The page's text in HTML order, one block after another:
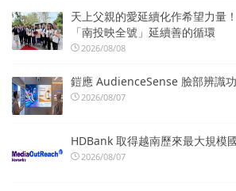
天上父親的愛延續化作希望力量
「南投映全號」延續善的循環
2026/08/08
鎧應 AudienceSense 臉部辨識
2026/08/07
HDBank 取得越南歷來最大規模
2026/08/07